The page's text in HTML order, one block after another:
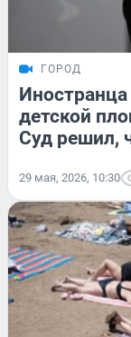
ГОРОД
детской
Суд решил,
29 мая, 2026, 10:30